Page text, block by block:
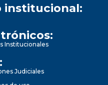
institucional:
Institucionales
Judiciales